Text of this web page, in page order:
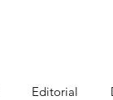
Editorial